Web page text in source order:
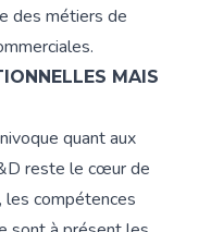
des métiers de
MAIS
quant aux
reste le cœur de
compétences